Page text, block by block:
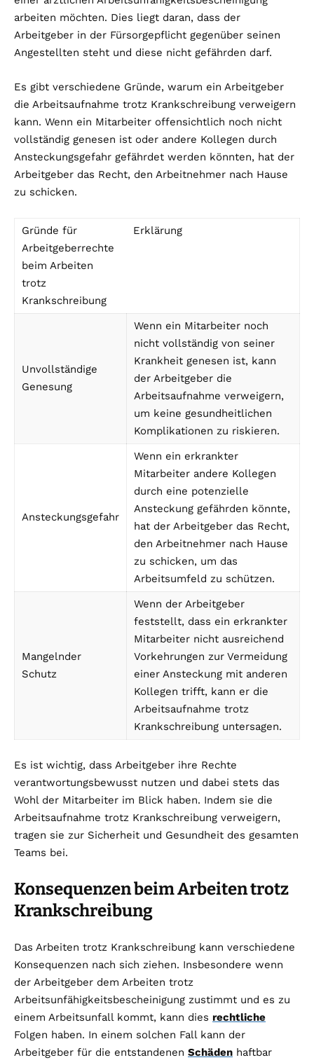
arbeiten möchten. Dies liegt daran, dass der
Arbeitgeber in der Fürsorgepflicht gegenüber seinen
Angestellten steht und diese nicht gefährden darf.
Es gibt verschiedene Gründe, warum ein Arbeitgeber
die Arbeitsaufnahme trotz Krankschreibung verweigern
kann. Wenn ein Mitarbeiter offensichtlich noch nicht
vollständig genesen ist oder andere Kollegen durch
Ansteckungsgefahr gefährdet werden könnten, hat der
Arbeitgeber das Recht, den Arbeitnehmer nach Hause
zu schicken.
Gründe für
Arbeitgeberrechte
beim Arbeiten
trotz
Krankschreibung
Erklärung
Unvollständige
Genesung
Wenn ein Mitarbeiter noch
nicht vollständig von seiner
Krankheit genesen ist, kann
der Arbeitgeber die
Arbeitsaufnahme verweigern,
um keine gesundheitlichen
Komplikationen zu riskieren.
Ansteckungsgefahr
Wenn ein erkrankter
Mitarbeiter andere Kollegen
durch eine potenzielle
Ansteckung gefährden könnte,
hat der Arbeitgeber das Recht,
den Arbeitnehmer nach Hause
zu schicken, um das
Arbeitsumfeld zu schützen.
Mangelnder
Schutz
Wenn der Arbeitgeber
feststellt, dass ein erkrankter
Mitarbeiter nicht ausreichend
Vorkehrungen zur Vermeidung
einer Ansteckung mit anderen
Kollegen trifft, kann er die
Arbeitsaufnahme trotz
Krankschreibung untersagen.
Es ist wichtig, dass Arbeitgeber ihre Rechte
verantwortungsbewusst nutzen und dabei stets das
Wohl der Mitarbeiter im Blick haben. Indem sie die
Arbeitsaufnahme trotz Krankschreibung verweigern,
tragen sie zur Sicherheit und Gesundheit des gesamten
Teams bei.
Konsequenzen beim Arbeiten trotz
Krankschreibung
Das Arbeiten trotz Krankschreibung kann verschiedene
Konsequenzen nach sich ziehen. Insbesondere wenn
der Arbeitgeber dem Arbeiten trotz
Arbeitsunfähigkeitsbescheinigung zustimmt und es zu
einem Arbeitsunfall kommt, kann dies rechtliche
Folgen haben. In einem solchen Fall kann der
Arbeitgeber für die entstandenen Schäden haftbar